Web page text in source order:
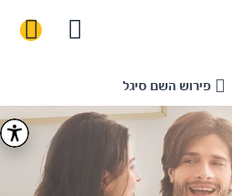
פירוש השם סיגל